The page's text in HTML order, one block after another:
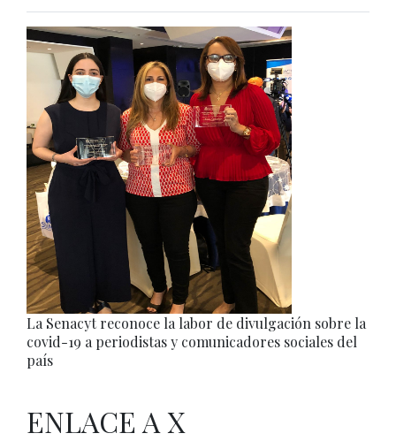
La Senacyt reconoce la labor de divulgación sobre la
covid-19 a periodistas y comunicadores sociales del
país
ENLACE A X